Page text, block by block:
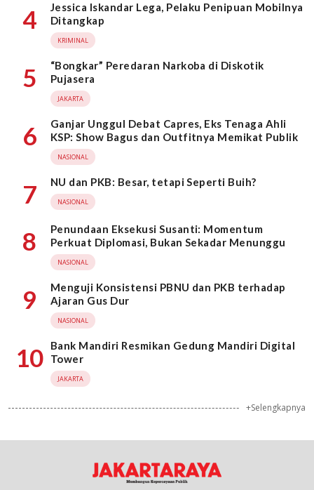
4
Jessica Iskandar Lega, Pelaku Penipuan Mobilnya
Ditangkap
KRIMINAL
5
“Bongkar” Peredaran Narkoba di Diskotik
Pujasera
JAKARTA
6
Ganjar Unggul Debat Capres, Eks Tenaga Ahli
KSP: Show Bagus dan Outfitnya Memikat Publik
NASIONAL
7 NU dan PKB: Besar, tetapi Seperti Buih?
NASIONAL
8
Penundaan Eksekusi Susanti: Momentum
Perkuat Diplomasi, Bukan Sekadar Menunggu
NASIONAL
9
Menguji Konsistensi PBNU dan PKB terhadap
Ajaran Gus Dur
NASIONAL
10
Bank Mandiri Resmikan Gedung Mandiri Digital
Tower
JAKARTA
+Selengkapnya